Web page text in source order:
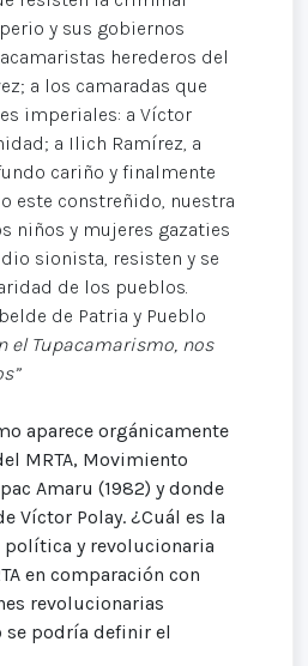
y sus gobiernos
herederos del
a los camaradas que
imperiales: a Víctor
a Ilich Ramírez, a
cariño y finalmente
este constreñido, nuestra
niños y mujeres gazaties
sionista, resisten y se
de los pueblos.
de Patria y Pueblo
el Tupacamarismo, nos
aparece orgánicamente
MRTA, Movimiento
Amaru (1982) y donde
Víctor Polay. ¿Cuál es la
política y revolucionaria
en comparación con
revolucionarias
se podría definir el